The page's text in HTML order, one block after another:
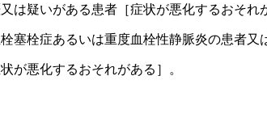
疑いがある患者［症状が悪化するおそれ
栓症あるいは重度血栓性静脈炎の患者又
が悪化するおそれがある］。